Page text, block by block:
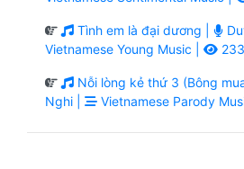
Tình em là đại dương |
Vietnamese Young Music |
Nỗi lòng kẻ thứ 3 (Bông
Nghi |
Vietnamese Parody